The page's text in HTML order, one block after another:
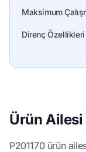
Maksimum
Direnç Özellikleri
Ürün
P201170 ürün